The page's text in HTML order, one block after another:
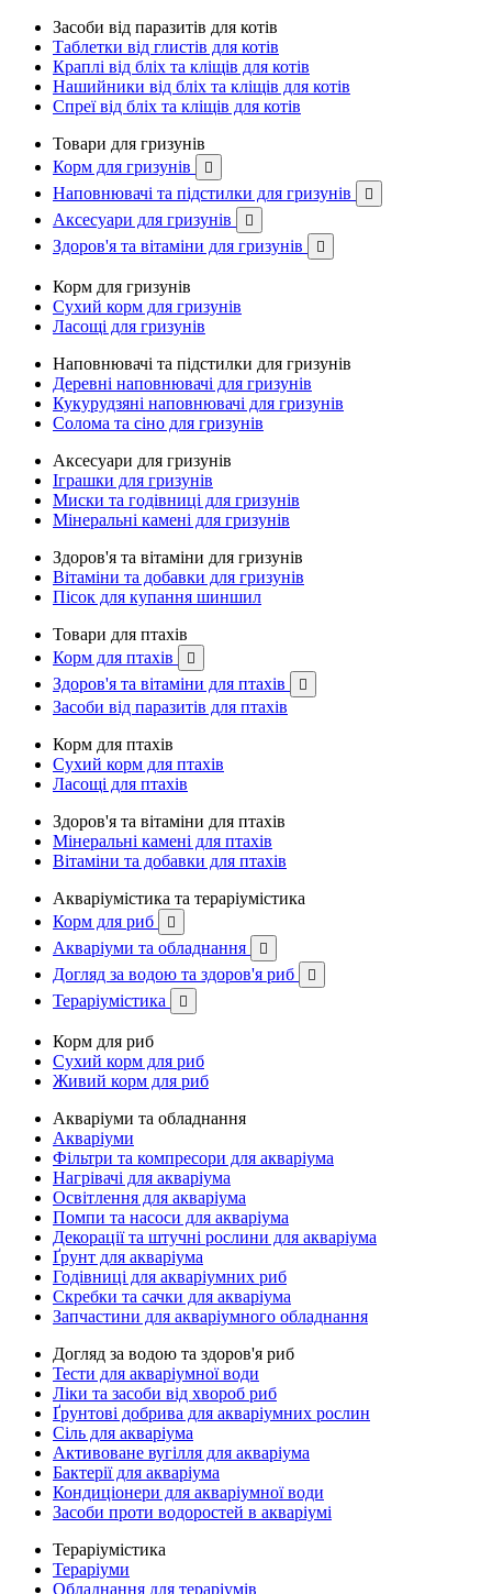
Засоби від паразитів для котів
Таблетки від глистів для котів
Краплі від бліх та кліщів для котів
Нашийники від бліх та кліщів для котів
Спреї від бліх та кліщів для котів
Товари для гризунів
Корм для гризунів

Наповнювачі та підстилки для гризунів 
Аксесуари для гризунів 
Здоров'я та вітаміни для гризунів 
Корм для гризунів
Сухий корм для гризунів
Ласощі для гризунів
Наповнювачі та підстилки для гризунів
Деревні наповнювачі для гризунів
Кукурудзяні наповнювачі для гризунів
Солома та сіно для гризунів
Аксесуари для гризунів
Іграшки для гризунів
Миски та годівниці для гризунів
Мінеральні камені для гризунів
Здоров'я та вітаміни для гризунів
Вітаміни та добавки для гризунів
Пісок для купання шиншил
Товари для птахів
Корм для птахів

Здоров'я та вітаміни для птахів 
Засоби від паразитів для птахів
Корм для птахів
Сухий корм для птахів
Ласощі для птахів
Здоров'я та вітаміни для птахів
Мінеральні камені для птахів
Вітаміни та добавки для птахів
Акваріумістика та тераріумістика
Корм для риб

Акваріуми та обладнання 
Догляд за водою та здоров'я риб 
Тераріумістика 
Корм для риб
Сухий корм для риб
Живий корм для риб
Акваріуми та обладнання
Акваріуми
Фільтри та компресори для акваріума
Нагрівачі для акваріума
Освітлення для акваріума
Помпи та насоси для акваріума
Декорації та штучні рослини для акваріума
Ґрунт для акваріума
Годівниці для акваріумних риб
Скребки та сачки для акваріума
Запчастини для акваріумного обладнання
Догляд за водою та здоров'я риб
Тести для акваріумної води
Ліки та засоби від хвороб риб
Ґрунтові добрива для акваріумних рослин
Сіль для акваріума
Активоване вугілля для акваріума
Бактерії для акваріума
Кондиціонери для акваріумної води
Засоби проти водоростей в акваріумі
Тераріумістика
Тераріуми
Обладнання для тераріумів